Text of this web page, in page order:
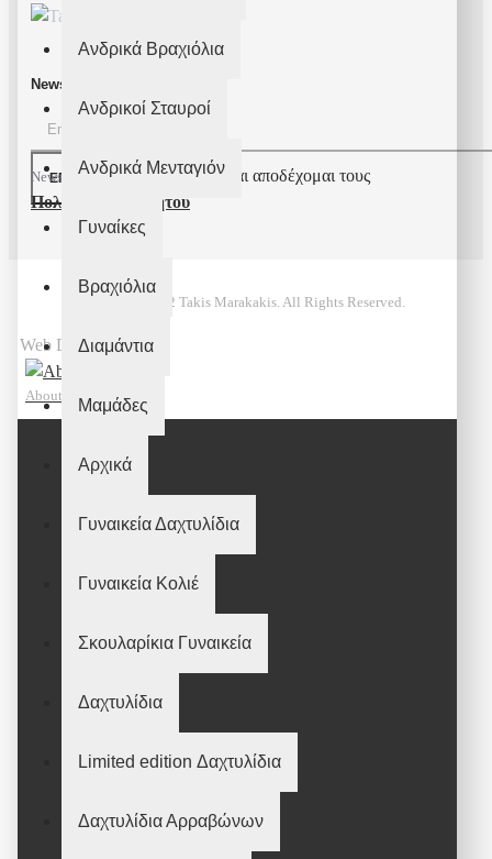
Ανδρικά Βραχιόλια
Ανδρικοί Σταυροί
Ανδρικά Μενταγιόν
Γυναίκες
Βραχιόλια
Διαμάντια
Μαμάδες
Αρχικά
Γυναικεία Δαχτυλίδια
Γυναικεία Κολιέ
Σκουλαρίκια Γυναικεία
Δαχτυλίδια
Limited edition Δαχτυλίδια
Δαχτυλίδια Αρραβώνων
Newsletter
ΕΓΓΡΑΦΉ
Newsletter
Έχω διαβάσει και αποδέχομαι τους
Πολιτική Απορρήτου
© 2022 Takis Marakakis. All Rights Reserved.
Web Design
Aboutnet